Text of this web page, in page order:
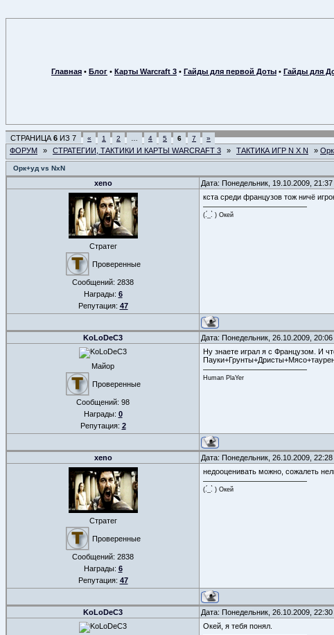
Главная • Блог • Карты Warcraft 3 • Гайды для первой Доты • Гайды для
СТРАНИЦА 6 ИЗ 7 « 1 2 4 5 6 7 »
ФОРУМ » СТРАТЕГИИ, ТАКТИКИ И КАРТЫ WARCRAFT 3 » ТАКТИКА ИГР N X N »
Орк+уд vs NxN
xeno Дата: Понедельник, 19.10.2009,
Стратег
Проверенные
Сообщений: 2838
Награды: 6
Репутация: 47
кста среди французов тож ничё
(.́_.̀ ) Окей
KoLoDeC3 Дата: Понедельник, 26.10.2009,
Майор
Проверенные
Сообщений: 98
Награды: 0
Репутация: 2
Ну знаете играл я с Французом. И
Human PlaYer
xeno Дата: Понедельник, 26.10.2009,
Стратег
Проверенные
Сообщений: 2838
Награды: 6
Репутация: 47
недооценивать можно, сожалеть
(.́_.̀ ) Окей
KoLoDeC3 Дата: Понедельник, 26.10.2009,
Окей, я тебя понял.